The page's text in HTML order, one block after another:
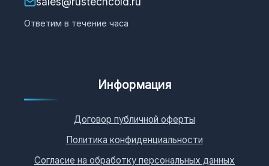
Ответим в течение часа
Информация
Договор публичной оферты
Политика конфиденциальности
Согласие на обработку персональных данных